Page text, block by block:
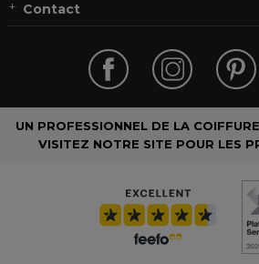
Contact
UN PROFESSIONNEL DE LA
VISITEZ NOTRE SITE POUR LES